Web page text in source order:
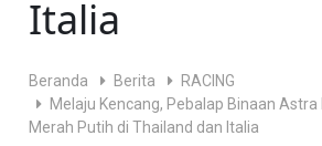
Italia
Beranda Berita
RACING
Melaju Kencang, Pebalap Binaan Astra
Merah Putih di Thailand dan Italia